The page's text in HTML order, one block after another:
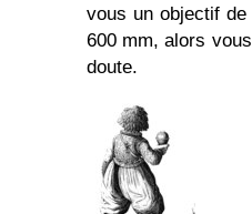
vous un objectif
600 mm, alors
doute.